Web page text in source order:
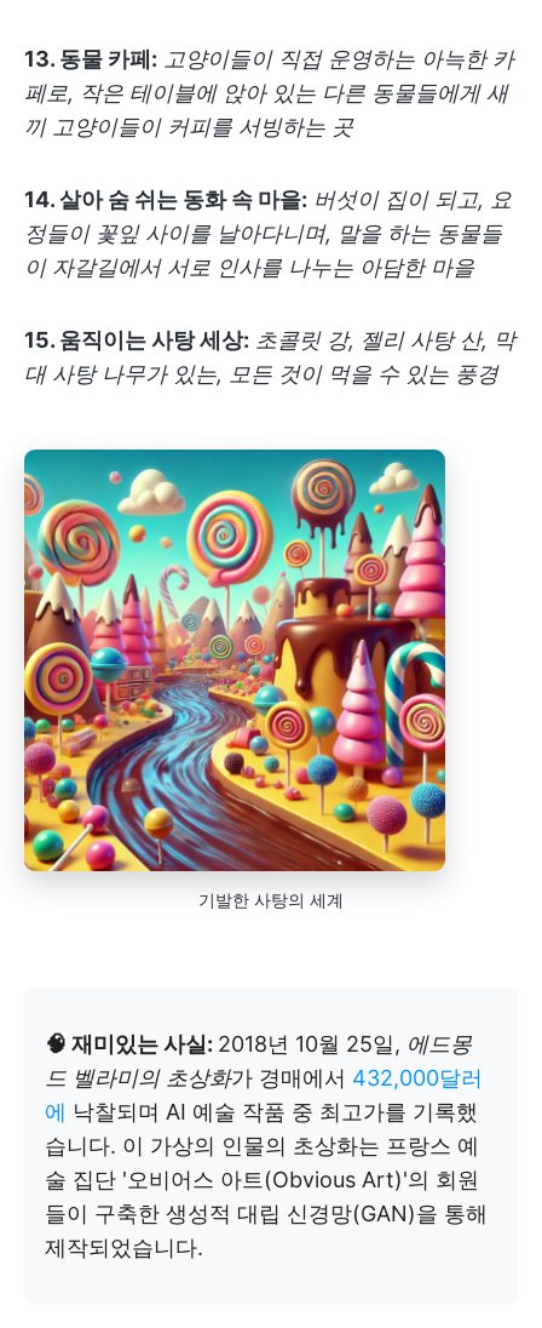
13. 동물 카페: 고양이들이 직접 운영하는 아늑한 카
페로, 작은 테이블에 앉아 있는 다른 동물들에게 새
끼 고양이들이 커피를 서빙하는 곳
14. 살아 숨 쉬는 동화 속 마을: 버섯이 집이 되고, 요
정들이 꽃잎 사이를 날아다니며, 말을 하는 동물들
이 자갈길에서 서로 인사를 나누는 아담한 마을
15. 움직이는 사탕 세상: 초콜릿 강, 젤리 사탕 산, 막
대 사탕 나무가 있는, 모든 것이 먹을 수 있는 풍경
기발한 사탕의 세계
🧠 재미있는 사실: 2018년 10월 25일, 에드몽
드 벨라미의 초상화가 경매에서 432,000달러
에 낙찰되며 AI 예술 작품 중 최고가를 기록했
습니다. 이 가상의 인물의 초상화는 프랑스 예
술 집단 '오비어스 아트(Obvious Art)'의 회원
들이 구축한 생성적 대립 신경망(GAN)을 통해
제작되었습니다.